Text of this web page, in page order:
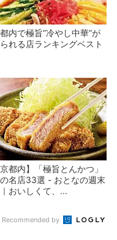
内で極旨”冷やし中華”が
れる店ランキングベスト
京都内】「極旨とんかつ」
名店33選 - おとなの週末
おいしくて、...
Recommended by